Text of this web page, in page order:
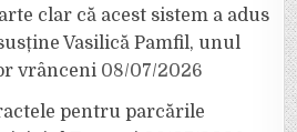
clar că acest sistem a adus
Vasilică Pamfil, unul
vrânceni 08/07/2026
pentru parcările